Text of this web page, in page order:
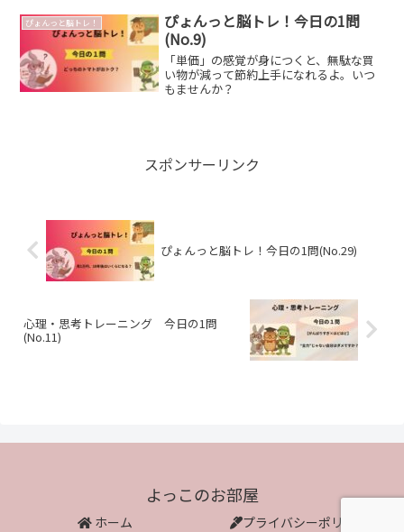
ぴょんっと脳トレ！
ぴょんっと脳トレ！今日の1問
(No.9)
「単価」の感覚が身につくと、無駄な買
い物が減って節約上手になれるよ。いつ
もませんか？
スポンサーリンク
ぴょんっと脳トレ！今日の1問(No.29)
心理・思考トレーニング 今日の1問
(No.11)
よっこのお部屋
ホーム プライバシーポリシー